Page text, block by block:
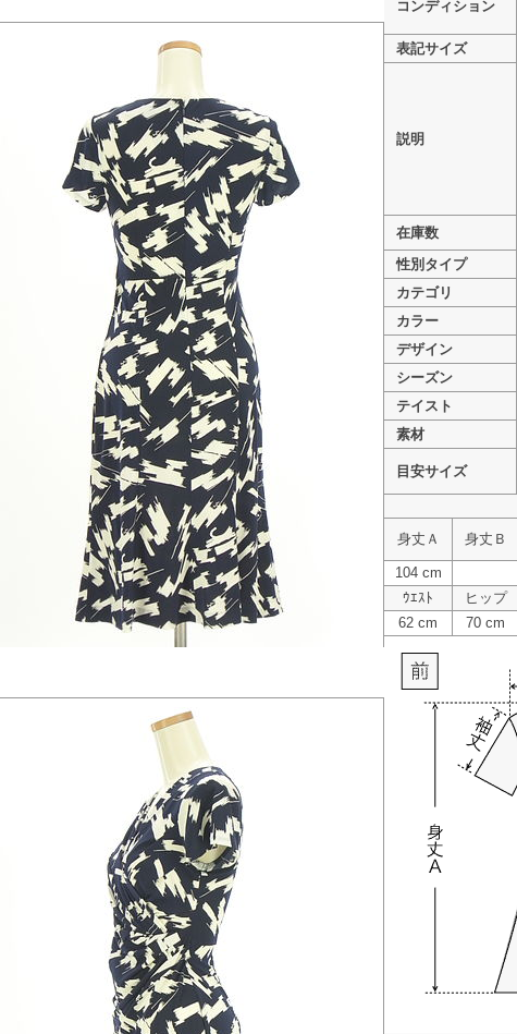
コンディション
表記サイズ
説明
在庫数
性別タイプ
カテゴリ
カラー
デザイン
シーズン
テイスト
素材
目安サイズ
身丈Ａ
身丈Ｂ
104 cm
ｳｴｽﾄ
ヒップ
62 cm
70 cm
kay me（ケイミー） PR10329058
kay me（ケイミー） PR10329058